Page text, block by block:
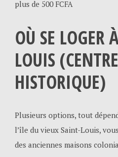
plus de 500 FCFA
OÙ SE LOGER
LOUIS (CENTRE
HISTORIQUE)
Plusieurs options, tout
l’île du vieux Saint-Louis,
des anciennes maisons